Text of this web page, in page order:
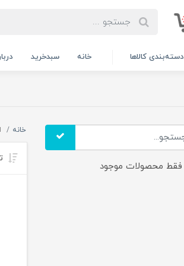
دسته‌بندی کالاها خانه سبدخرید
فقط محصولات موجود
خانه